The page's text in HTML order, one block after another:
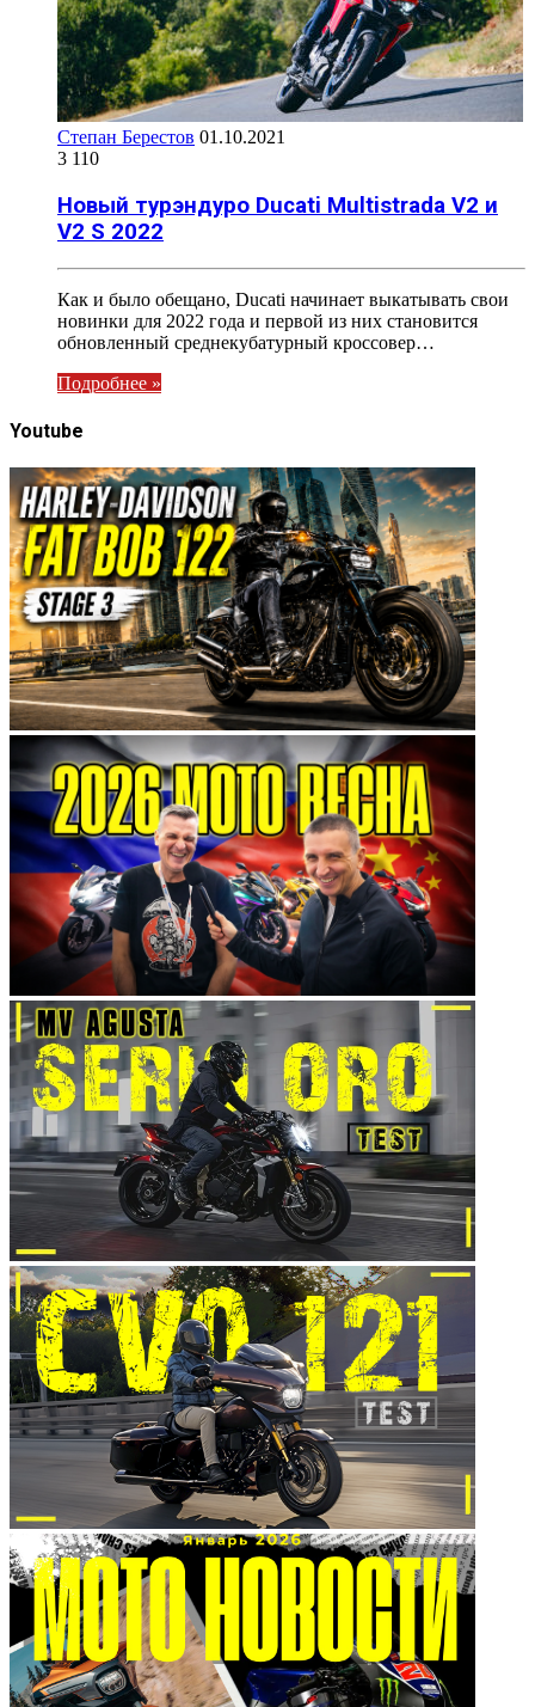
Степан Берестов 01.10.2021
3 110
Новый турэндуро Ducati Multistrada V2 и
V2 S 2022
Как и было обещано, Ducati начинает выкатывать свои
новинки для 2022 года и первой из них становится
обновленный среднекубатурный кроссовер…
Подробнее »
Youtube